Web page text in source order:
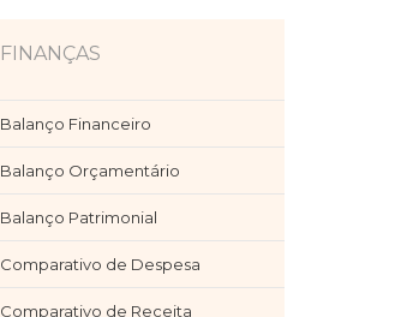
FINANÇAS
Balanço Financeiro
Balanço Orçamentário
Balanço Patrimonial
Comparativo de Despesa
Comparativo de Receita